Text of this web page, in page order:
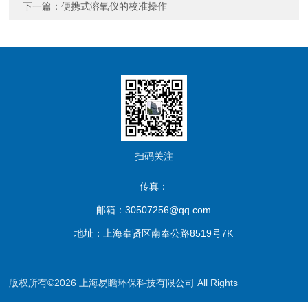
下一篇：便携式溶氧仪的校准操作
扫码关注
传真：
邮箱：30507256@qq.com
地址：上海奉贤区南奉公路8519号7K
版权所有©2026 上海易瞻环保科技有限公司 All Rights